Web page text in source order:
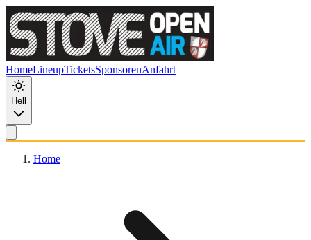
Zum Hauptinhalt springen
HomeLineupTicketsSponsorenAnfahrt
Hell
Home